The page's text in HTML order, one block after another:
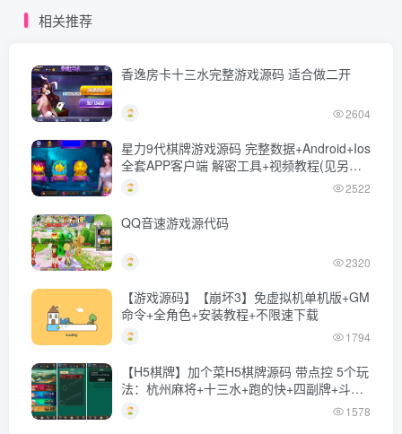
网站即玩
相关推荐
香逸房卡十三水完整游戏源码 适合做二开
2604
星力9代棋牌游戏源码 完整数据+Android+Ios
全套APP客户端 解密工具+视频教程(见另个
链接)
2522
QQ音速游戏源代码
2320
【游戏源码】【崩坏3】免虚拟机单机版+GM
命令+全角色+安装教程+不限速下载
1794
【H5棋牌】加个菜H5棋牌源码 带点控 5个玩
法：杭州麻将+十三水+跑的快+四副牌+斗地
主
1578